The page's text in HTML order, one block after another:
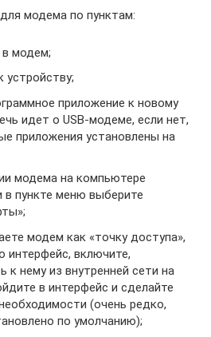
модема по пунктам:
в модем;
устройству;
приложение к новому
идет о USB-модеме, если нет,
приложения установлены на
модема на компьютере
в пункте меню выберите
модем как «точку доступа»,
интерфейс, включите,
к нему из внутренней сети на
в интерфейс и сделайте
(очень редко,
по умолчанию);